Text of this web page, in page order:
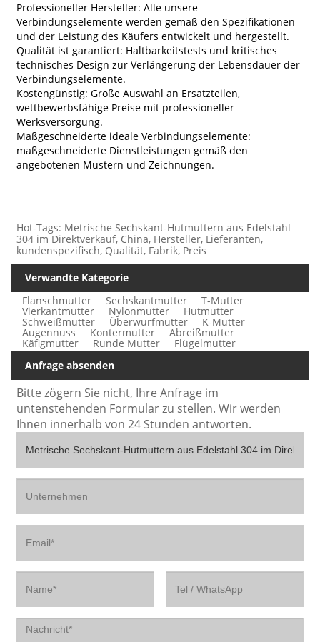
Professioneller Hersteller: Alle unsere
Verbindungselemente werden gemäß den Spezifikationen
und der Leistung des Käufers entwickelt und hergestellt.
Qualität ist garantiert: Haltbarkeitstests und kritisches
technisches Design zur Verlängerung der Lebensdauer der
Verbindungselemente.
Kostengünstig: Große Auswahl an Ersatzteilen,
wettbewerbsfähige Preise mit professioneller
Werksversorgung.
Maßgeschneiderte ideale Verbindungselemente:
maßgeschneiderte Dienstleistungen gemäß den
angebotenen Mustern und Zeichnungen.
Hot-Tags: Metrische Sechskant-Hutmuttern aus Edelstahl
304 im Direktverkauf, China, Hersteller, Lieferanten,
kundenspezifisch, Qualität, Fabrik, Preis
Verwandte Kategorie
Flanschmutter
Sechskantmutter T-Mutter
Vierkantmutter Nylonmutter Hutmutter
Schweißmutter Überwurfmutter K-Mutter
Augennuss Kontermutter Abreißmutter
Käfigmutter Runde Mutter
Flügelmutter
Anfrage absenden
Bitte zögern Sie nicht, Ihre Anfrage im
untenstehenden Formular zu stellen. Wir werden
Ihnen innerhalb von 24 Stunden antworten.